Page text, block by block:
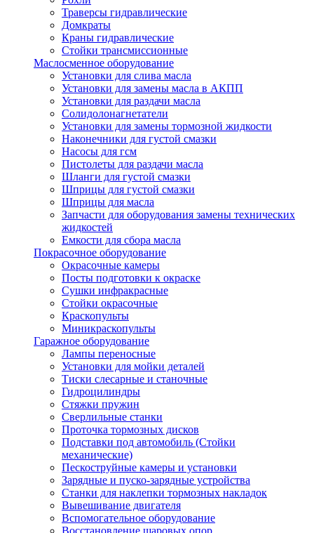
Траверсы гидравлические
Домкраты
Краны гидравлические
Стойки трансмиссионные
Маслосменное оборудование
Установки для слива масла
Установки для замены масла в АКПП
Установки для раздачи масла
Солидолонагнетатели
Установки для замены тормозной жидкости
Наконечники для густой смазки
Насосы для гсм
Пистолеты для раздачи масла
Шланги для густой смазки
Шприцы для густой смазки
Шприцы для масла
Запчасти для оборудования замены технических
жидкостей
Емкости для сбора масла
Покрасочное оборудование
Окрасочные камеры
Посты подготовки к окраске
Сушки инфракрасные
Стойки окрасочные
Краскопульты
Миникраскопульты
Гаражное оборудование
Лампы переносные
Установки для мойки деталей
Тиски слесарные и станочные
Гидроцилиндры
Стяжки пружин
Сверлильные станки
Проточка тормозных дисков
Подставки под автомобиль (Стойки
механические)
Пескоструйные камеры и установки
Зарядные и пуско-зарядные устройства
Станки для наклепки тормозных накладок
Вывешивание двигателя
Вспомогательное оборудование
Восстановление шаровых опор